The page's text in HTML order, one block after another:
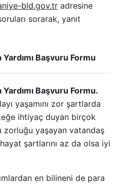
bld.gov.tr adresine
sorarak, yanıt
Başvuru Formu
Başvuru Formu.
yaşamını zor şartlarda
ihtiyaç duyan birçok
zorluğu yaşayan vatandaş
şartlarını az da olsa iyi
en bilineni de para